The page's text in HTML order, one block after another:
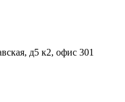
д5 к2, офис 301